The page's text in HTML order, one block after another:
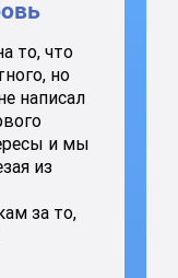
то, что
но
написал
и мы
из
за то,